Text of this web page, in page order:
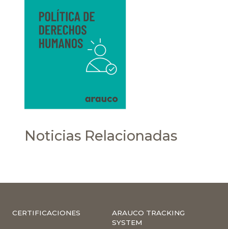
Noticias Relacionadas
CERTIFICACIONES
ARAUCO TRACKING
SYSTEM